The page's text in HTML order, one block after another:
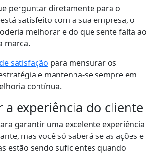
perguntar diretamente para o
satisfeito com a sua empresa, o
melhorar e do que sente falta ao
marca.
satisfação para mensurar os
e mantenha-se sempre em
contínua.
a experiência do cliente
garantir uma excelente experiência
mas você só saberá se as ações e
estão sendo suficientes quando